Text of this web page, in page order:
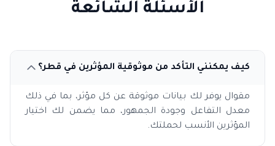
الأسئلة الشائعة
كيف يمكنني التأكد من موثوقية المؤثرين في قطر؟
مقوال يوفر لك بيانات موثوقة عن كل مؤثر، بما في ذلك
معدل التفاعل وجودة الجمهور، مما يضمن لك اختيار
المؤثرين الأنسب لحملتك.